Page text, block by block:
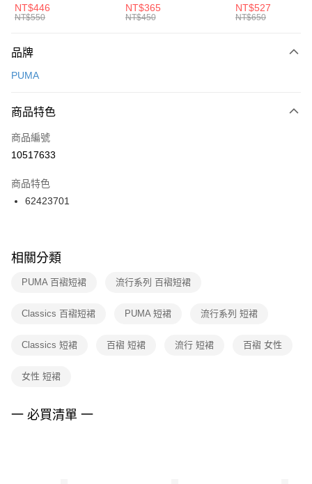
元大商業銀行
台灣樂天信用卡公司
AFTEE先享後付
【關於「AFTEE先享後付」】
便利好安心！
３．安心：先確認商品／服務後，再付款。
【「AFTEE先享後付」結帳流程】
１．於結帳方式選擇「AFTEE先享後付」後，將跳轉至「AFTEE先享後付」
２．訂單成立數日內，您將收到繳費通知簡訊。
３．收到繳費通知簡訊後14天內，點擊此簡訊中的連結，可透過四大超商／
ATM／網路銀行／等多元方式進行付款，方視為交易完成。
※ 交易是否成功請以「AFTEE先享後付 」之結帳頁面顯示為準，若有關於
是否繳費成功／繳費後需取消欲退款等相關疑問，請聯繫「AFTEE先享後付
客戶支援中心」https://netprotections.freshdesk.com/support/home
１．透過由恩沛科技股份有限公司提供之「AFTEE先享後付」服務完成之交
權轉讓予恩沛科技股份有限公司。
３．未成年的使用者請事先徵得法定代理人或監護人之同意方可使用
４．使用「AFTEE先享後付」時，將依據個別帳號之用戶狀況，依本公司即
運送方式
每筆NT$100，滿NT$1,500(含以上)免運費
宅配
每筆NT$100，滿NT$1,500(含以上)免運費
付款後門市自取
每筆NT$100，滿NT$1,500(含以上)免運費
中統襪 FZ3393100
NT$446
NT$550
EMBRDY 男女 短統襪
FZ3073133
NT$365
NT$450
BA5871010
NT$527
NT$650
品牌
PUMA
商品特色
商品編號
10517633
商品特色
62423701
相關分類
PUMA 百褶短裙 流行系列 百褶短裙
Classics 百褶短裙 PUMA 短裙 流行系列 短裙
Classics 短裙 百褶 短裙 流行 短裙 百褶 女性
女性 短裙
一 必買清單 一